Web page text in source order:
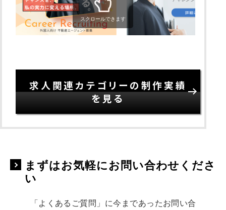
スクロールできます
求人関連カテゴリーの制作実績
を見る
まずはお気軽にお問い合わせくださ
い
「よくあるご質問」に今まであったお問い合